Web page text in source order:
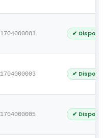
1704000001 ✔
1704000003 ✔
1704000005 ✔